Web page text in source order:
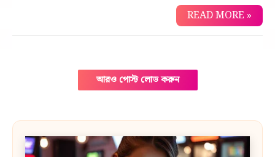
READ MORE »
আরও পোস্ট লোড করুন